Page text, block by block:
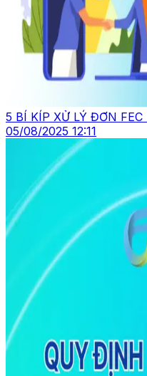
5 BÍ KÍP XỬ LÝ ĐƠN
05/08/2025 12:11